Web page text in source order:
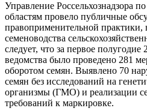
Управление Россельхознадзора
областям провело публичные
правоприменительной практики,
семеноводства
следует, что за первое полугодие
ведомства было проведено 281
оборотом семян. Выявлено 70
семян без исследований на
организмы (ГМО) и реализации
требований к маркировке.